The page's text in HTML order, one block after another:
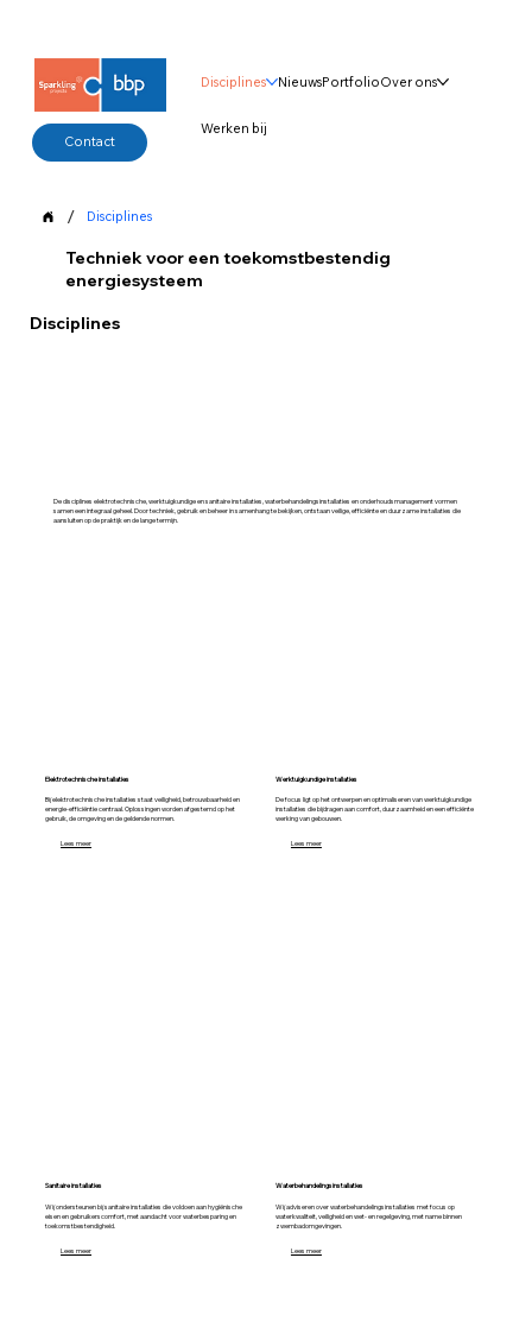
Disciplines NieuwsPortfolioOver ons
Werken bij
Contact
De disciplines elektrotechnische, werktuigkundige en sanitaire installaties, waterbehandelingsinstallaties en onderhoudsmanagement vormen
samen een integraal geheel. Door techniek, gebruik en beheer in samenhang te bekijken, ontstaan veilige, efficiënte en duurzame installaties die
aansluiten op de praktijk en de lange termijn.
/ Disciplines
Techniek voor een toekomstbestendig
energiesysteem
Disciplines
Elektrotechnische installaties
Bij elektrotechnische installaties staat veiligheid, betrouwbaarheid en
energie-efficiëntie centraal. Oplossingen worden afgestemd op het
gebruik, de omgeving en de geldende normen.
Lees meer
Werktuigkundige installaties
De focus ligt op het ontwerpen en optimaliseren van werktuigkundige
installaties die bijdragen aan comfort, duurzaamheid en een efficiënte
werking van gebouwen.
Lees meer
Sanitaire installaties
Wij ondersteunen bij sanitaire installaties die voldoen aan hygiënische
eisen en gebruikerscomfort, met aandacht voor waterbesparing en
toekomstbestendigheid.
Lees meer
Waterbehandelingsinstallaties
Wij adviseren over waterbehandelingsinstallaties met focus op
waterkwaliteit, veiligheid en wet- en regelgeving, met name binnen
zwembadomgevingen.
Lees meer